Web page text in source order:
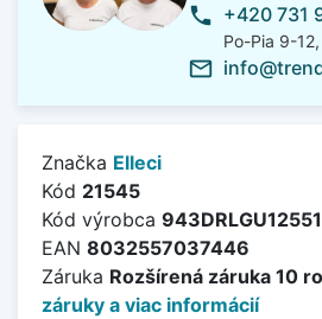
phone +420 731
Po-Pia 9-
mail_outline
Značka Elleci
Kód 21545
Kód výrobca 943DRLGU12551
EAN 8032557037446
Záruka Rozšírená záruka 10
záruky a viac informácií